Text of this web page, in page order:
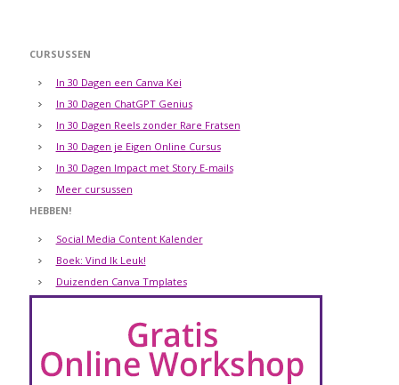
CURSUSSEN
In 30 Dagen een Canva Kei
In 30 Dagen ChatGPT Genius
In 30 Dagen Reels zonder Rare Fratsen
In 30 Dagen je Eigen Online Cursus
In 30 Dagen Impact met Story E-mails
Meer cursussen
HEBBEN!
Social Media Content Kalender
Boek: Vind Ik Leuk!
Duizenden Canva Tmplates